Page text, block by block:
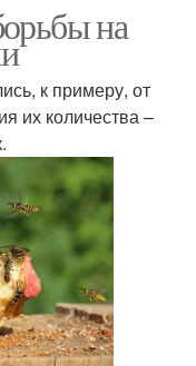
на
к примеру, от
их количества –